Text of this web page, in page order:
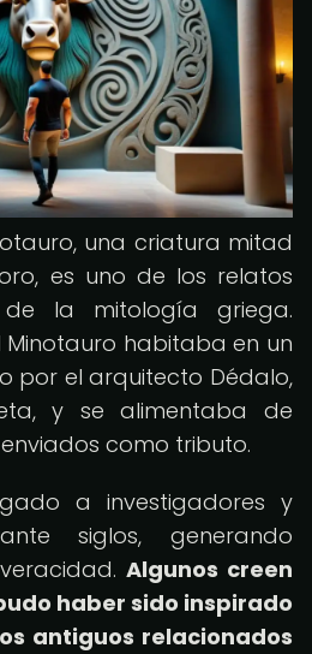
una criatura mitad
es uno de los relatos
de la mitología griega.
Minotauro habitaba en un
por el arquitecto Dédalo,
y se alimentaba de
como tributo.
a investigadores y
siglos, generando
Algunos creen
haber sido inspirado
antiguos relacionados